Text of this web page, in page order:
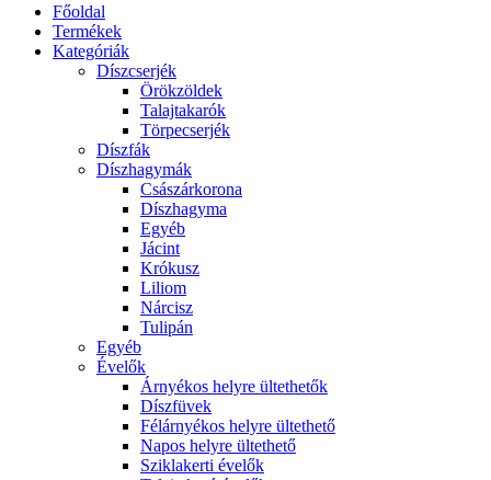
Főoldal
Termékek
Kategóriák
Díszcserjék
Örökzöldek
Talajtakarók
Törpecserjék
Díszfák
Díszhagymák
Császárkorona
Díszhagyma
Egyéb
Jácint
Krókusz
Liliom
Nárcisz
Tulipán
Egyéb
Évelők
Árnyékos helyre ültethetők
Díszfüvek
Félárnyékos helyre ültethető
Napos helyre ültethető
Sziklakerti évelők